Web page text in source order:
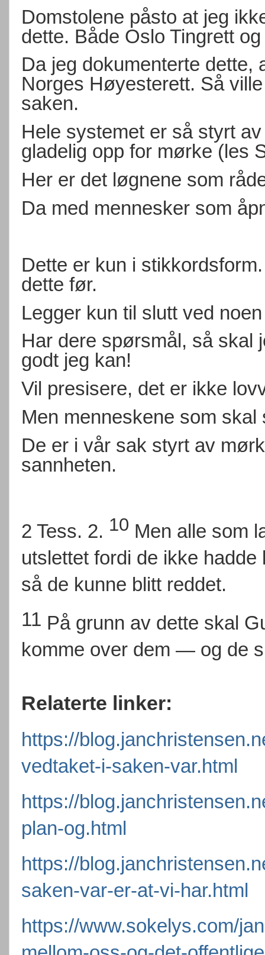
Domstolene påsto at jeg
dette. Både Oslo Tingrett
Da jeg dokumenterte dette,
Norges Høyesterett. Så
saken.
Hele systemet er så styrt
gladelig opp for mørke (les
Her er det løgnene som
Da med mennesker som
Dette er kun i
dette før.
Legger kun til slutt ved
Har dere spørsmål, så skal
godt jeg kan!
Vil presisere, det er ikke
Men menneskene som
De er i vår sak styrt av
sannheten.
2 Tess. 2. 10 Men alle som
utslettet fordi de ikke
så de kunne blitt reddet.
11 På grunn av dette skal
komme over dem — og de
Relaterte linker:
https://
vedtaket-i-saken-var.html
https://
plan-og.html
https://
saken-var-er-at-vi-har.html
https://www.sokelys.com/